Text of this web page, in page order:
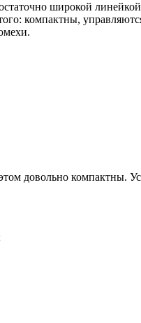
широкой
компактны,
довольно компактны.